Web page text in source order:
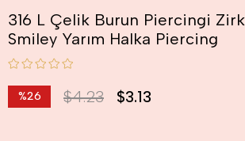
316 L Çelik Burun Piercingi
Smiley Yarım Halka Piercing
%26
$4.23 $3.13